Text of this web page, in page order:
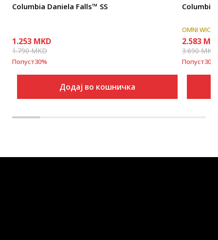
Columbia Daniela Falls™ SS
1.253 MKD
1.790MKD
Попуст30%
Додај во кошничка
Columbia
OMNI WICK
2.583
3.690MKD
Попуст30